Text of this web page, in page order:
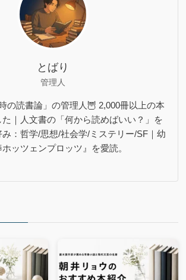
とばり
管理人
の読書論」の管理人🦉 2,000冊以上の本
た｜人文書の「何から読めばいい？」を
：哲学/思想/社会学/ミステリー/SF｜幼
ッツェンプロッツ』を愛読。